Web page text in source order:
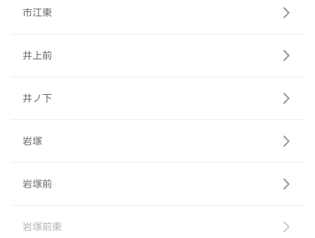
市江東
井上前
井ノ下
岩塚
岩塚前
岩塚前東